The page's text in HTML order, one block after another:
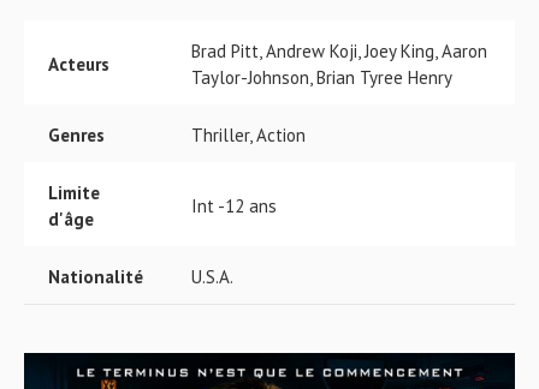
Acteurs
Brad Pitt, Andrew Koji, Joey King, Aaron
Taylor-Johnson, Brian Tyree Henry
Genres Thriller, Action
Limite
d'âge
Int -12 ans
Nationalité U.S.A.